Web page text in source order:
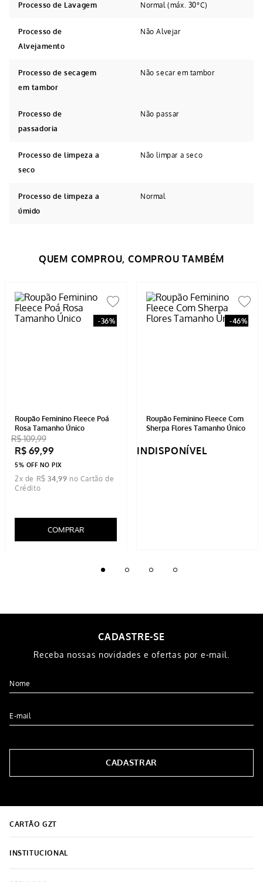
Processo de Lavagem Normal (máx. 30°C)
Processo de
Alvejamento
Não Alvejar
Processo de secagem
em tambor
Não secar em tambor
Processo de
passadoria
Não passar
Processo de limpeza a
seco
Não limpar a seco
Processo de limpeza a
úmido
Normal
-36%
Roupão Feminino Fleece Poá
Rosa Tamanho Único
R$ 109,99
R$ 69,99
5% OFF NO PIX
2x de R$ 34,99
COMPRAR
-46%
Roupão Feminino Fleece Com
Sherpa Flores Tamanho Único
INDISPONÍVEL
CADASTRE-SE
Receba nossas novidades e ofertas por e-mail.
CADASTRAR
CARTÃO GZT
INSTITUCIONAL